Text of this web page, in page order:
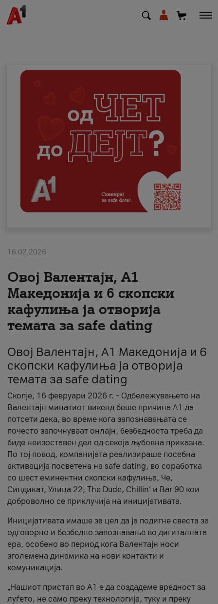
Деловни
Поддршка
Надополни кредит
Плати сметка
#ПодобарОнлајн
16.02.2026
Овој Валентајн, A1
Македонија и 6 скопски
кафулиња ја отворија
темата за safe dating
Овој Валентајн, A1 Македонија и 6
скопски кафулиња ја отворија
темата за safe dating
Скопје, 16 февруари 2026 г. – Одбележувањето на
Валентајн минатиот викенд беше причина А1 да
потсети дека, во време кога запознавањата се
почесто започнуваат онлајн, безбедноста треба да
биде неизоставен дел од секоја љубовна приказна.
По тој повод, компанијата реализираше посебна
активација посветена на safe dating, во соработка
со шест еминентни скопски кафулиња, Че,
Синдикат, Улица 22, The Dude, Chillin’ и Bar 90 кои
доброволно се приклучија на иницијативата.
Иницијативата имаше за цел да ја подигне свеста за
одговорно и безбедно запознавање во дигиталната
ера, особено во период кога Валентајн носи
зголемена динамика на нови контакти и
комуникација.
„Нашиот пристап во А1 е да создадеме вредност за
луѓето, не само преку технологија, туку и преку